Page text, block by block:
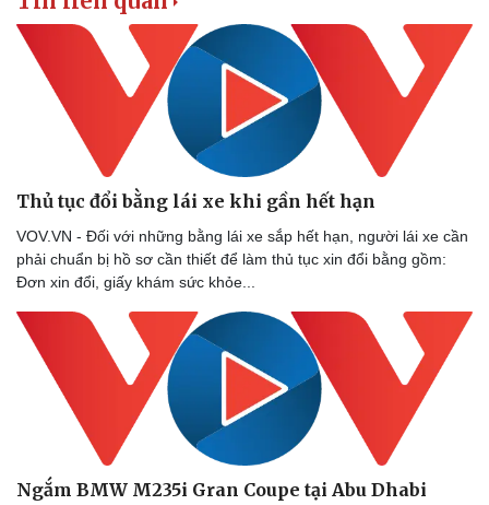
Thủ tục đổi bằng lái xe khi gần hết hạn
VOV.VN - Đối với những bằng lái xe sắp hết hạn, người lái xe cần
phải chuẩn bị hồ sơ cần thiết để làm thủ tục xin đổi bằng gồm:
Đơn xin đổi, giấy khám sức khỏe...
Ngắm BMW M235i Gran Coupe tại Abu Dhabi